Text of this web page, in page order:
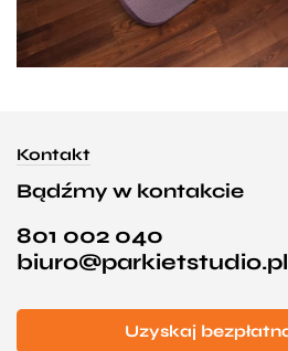
Kontakt
Bądźmy w kontakcie
801 002 040
biuro@parkietstudio.pl
Uzyskaj